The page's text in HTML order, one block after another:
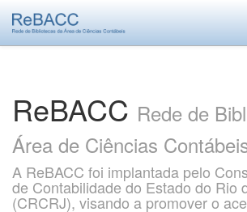
ReBACC Rede de
Área de Ciências
A ReBACC foi implantada pelo
de Contabilidade do Estado do Rio
(CRCRJ), visando a promover o